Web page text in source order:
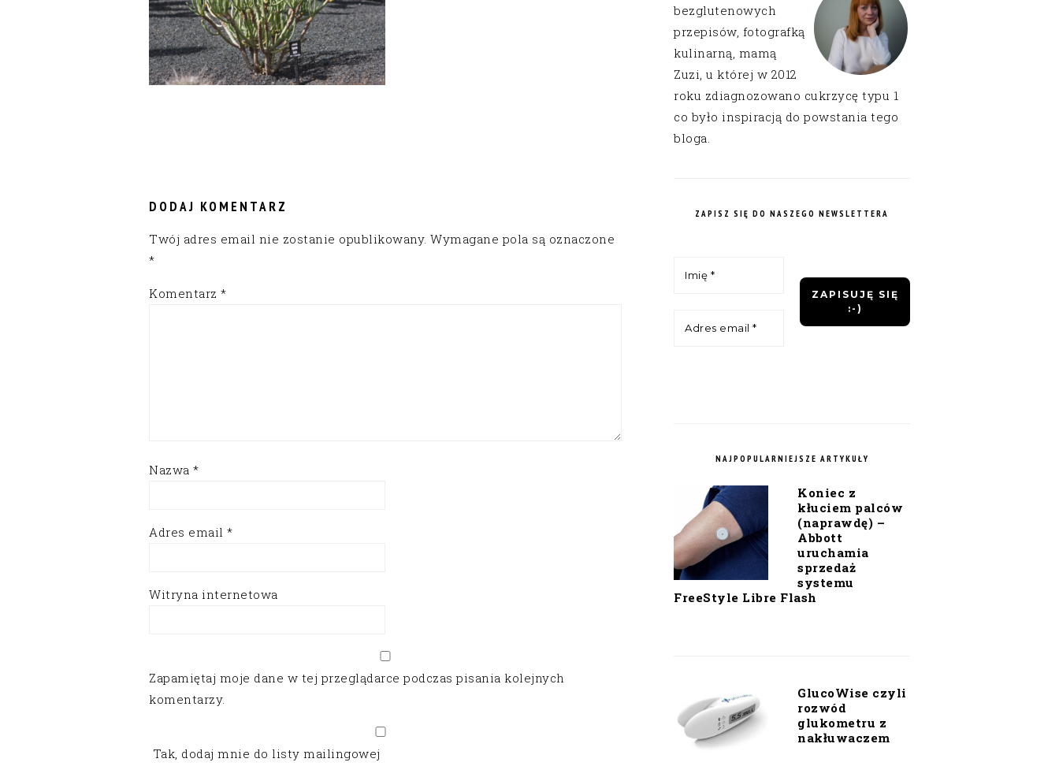
DODAJ KOMENTARZ
Twój adres email nie zostanie opublikowany. Wymagane pola są oznaczone
*
Komentarz *
Nazwa *
Adres email *
Witryna internetowa
Zapamiętaj moje dane w tej przeglądarce podczas pisania kolejnych
komentarzy.
Tak, dodaj mnie do listy mailingowej
bezglutenowych
przepisów, fotografką
kulinarną, mamą
Zuzi, u której w 2012
roku zdiagnozowano cukrzycę typu 1
co było inspiracją do powstania tego
bloga.
ZAPISZ SIĘ DO NASZEGO NEWSLETTERA
NAJPOPULARNIEJSZE ARTYKUŁY
Koniec z
kłuciem palców
(naprawdę) –
Abbott
uruchamia
sprzedaż
systemu
FreeStyle Libre Flash
GlucoWise czyli
rozwód
glukometru z
nakłuwaczem